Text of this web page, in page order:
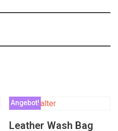
Angebot!
Leather Wash Bag